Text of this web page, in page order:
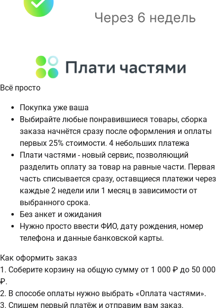
Всё просто
Покупка уже ваша
Выбирайте любые понравившиеся товары, сборка
заказа начнётся сразу после оформления и оплаты
первых 25% стоимости. 4 небольших платежа
Плати частями - новый сервис, позволяющий
разделить оплату за товар на равные части. Первая
часть списывается сразу, оставщиеся платежи через
каждые 2 недели или 1 месяц в зависимости от
выбранного срока.
Без анкет и ожидания
Нужно просто ввести ФИО, дату рождения, номер
телефона и данные банковской карты.
Как оформить заказ
1. Соберите корзину на общую сумму от 1 000 ₽ до 50 000
₽.
2. В способе оплаты нужно выбрать «Оплата частями».
3. Спишем первый платёж и отправим вам заказ.